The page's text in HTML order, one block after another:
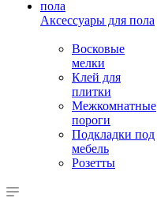
Аксессуары для пола
Восковые
мелки
Клей для
плитки
Межкомнатные
пороги
Подкладки под
мебель
Розетты